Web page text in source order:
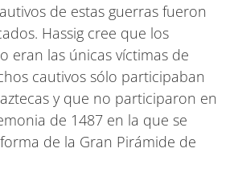
de estas guerras fueron
Hassig cree que los
eran las únicas víctimas de
cautivos sólo participaban
y que no participaron en
de 1487 en la que se
de la Gran Pirámide de